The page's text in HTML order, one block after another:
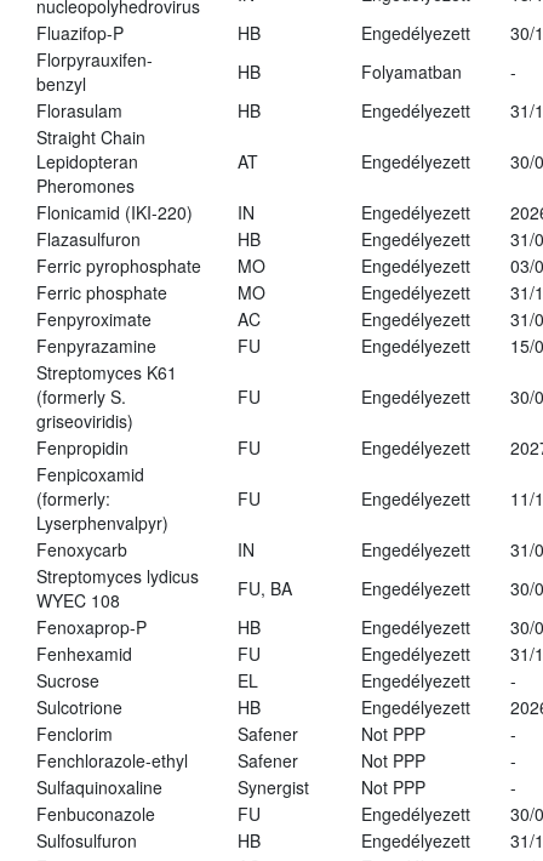
nucleopolyhedrovirus
Fluazifop-P
HB Engedélyezett
30/
Florpyrauxifen-
benzyl
HB Folyamatban
-
Florasulam
HB Engedélyezett
31/
Straight Chain
Lepidopteran
Pheromones
AT Engedélyezett 30/
Flonicamid (IKI-220) IN Engedélyezett
Flazasulfuron
HB Engedélyezett
31/
Ferric pyrophosphate
MO Engedélyezett
03/
Ferric phosphate
MO Engedélyezett
31/
Fenpyroximate
AC Engedélyezett
31/
Fenpyrazamine
FU Engedélyezett
15/
Streptomyces K61
(formerly S.
griseoviridis)
FU Engedélyezett 30/
Fenpropidin FU Engedélyezett
Fenpicoxamid
(formerly:
Lyserphenvalpyr)
FU Engedélyezett 11/
Fenoxycarb IN Engedélyezett
31/
Streptomyces lydicus
WYEC 108
FU, BA Engedélyezett
30/
Fenoxaprop-P
HB Engedélyezett
30/
Fenhexamid
FU Engedélyezett
31/
Sucrose
EL Engedélyezett
-
Sulcotrione
HB Engedélyezett
Fenclorim
Safener Not PPP
-
Fenchlorazole-ethyl
Safener Not PPP
-
Sulfaquinoxaline
Synergist Not PPP
-
Fenbuconazole
FU Engedélyezett
30/
Sulfosulfuron
HB Engedélyezett
31/